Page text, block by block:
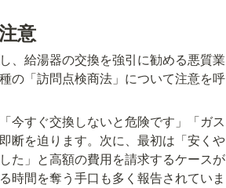
意
、給湯器の交換を強引に勧める悪質業
の「訪問点検商法」について注意を呼
今すぐ交換しないと危険です」「ガス
断を迫ります。次に、最初は「安くや
た」と高額の費用を請求するケースが
時間を奪う手口も多く報告されていま